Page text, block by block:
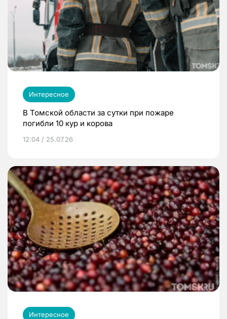
Интересное
В Томской области за сутки при пожаре
погибли 10 кур и корова
12:04 / 25.07.26
Интересное